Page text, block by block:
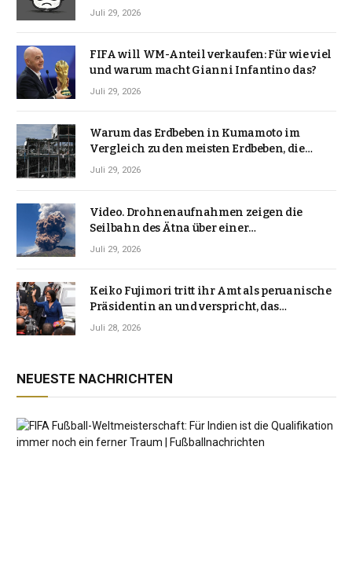
Juli 29, 2026
FIFA will WM-Anteil verkaufen: Für wie viel
und warum macht Gianni Infantino das?
Juli 29, 2026
Warum das Erdbeben in Kumamoto im
Vergleich zu den meisten Erdbeben, die
Japan erschütterten, ungewöhnlich ist
Juli 29, 2026
Video. Drohnenaufnahmen zeigen die
Seilbahn des Ätna über einer
Vulkanlandschaft
Juli 29, 2026
Keiko Fujimori tritt ihr Amt als peruanische
Präsidentin an und verspricht, das
Jahrzehnt der Instabilität zu beenden
Juli 28, 2026
NEUESTE NACHRICHTEN